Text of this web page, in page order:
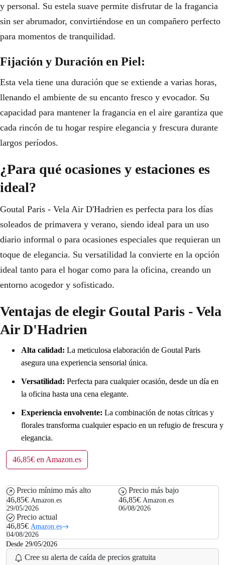
y personal. Su estela suave permite disfrutar de la fragancia
sin ser abrumador, convirtiéndose en un compañero perfecto
para momentos de tranquilidad.
Fijación y Duración en Piel:
Esta vela tiene una duración que se extiende a varias horas,
llenando el ambiente de su encanto fresco y evocador. Su
capacidad para mantener la fragancia en el aire garantiza que
cada rincón de tu hogar respire elegancia y frescura durante
largos períodos.
¿Para qué ocasiones y estaciones es
ideal?
Goutal Paris - Vela Air D'Hadrien es perfecta para los días
soleados de primavera y verano, siendo ideal para un uso
diario informal o para ocasiones especiales que requieran un
toque de elegancia. Su versatilidad la convierte en la opción
ideal tanto para el hogar como para la oficina, creando un
entorno acogedor y sofisticado.
Ventajas de elegir Goutal Paris - Vela
Air D'Hadrien
Alta calidad: La meticulosa elaboración de Goutal Paris
asegura una experiencia sensorial única.
Versatilidad: Perfecta para cualquier ocasión, desde un día en
la oficina hasta una cena elegante.
Experiencia envolvente: La combinación de notas cítricas y
florales transforma cualquier espacio en un refugio de frescura y
elegancia.
46,85€ en Amazon.es
Precio mínimo más alto
46,85€ Amazon.es
29/05/2026
Precio más bajo
46,85€ Amazon.es
06/08/2026
Precio actual
46,85€ Amazon.es
04/08/2026
Desde 29/05/2026
Cree su alerta de caída de precios gratuita